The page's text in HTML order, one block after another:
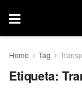
Home Tag
Etiqueta: